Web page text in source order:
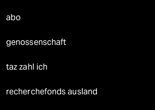
abo
genossenschaft
taz zahl ich
recherchefonds ausland